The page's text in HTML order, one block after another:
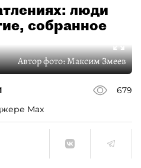
люди
собранное
Автор фото:Максим Змеев
679
Max